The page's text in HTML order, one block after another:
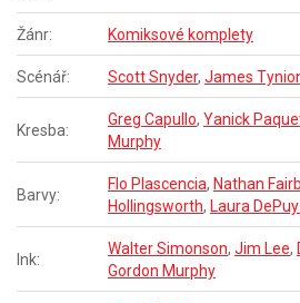
Žánr: Komiksové komplety
Scénář: Scott Snyder, James
Kresba:
Greg Capullo, Yanick
Murphy
Barvy:
Flo Plascencia, Nathan
Hollingsworth, Laura
Ink:
Walter Simonson, Jim Lee,
Gordon Murphy